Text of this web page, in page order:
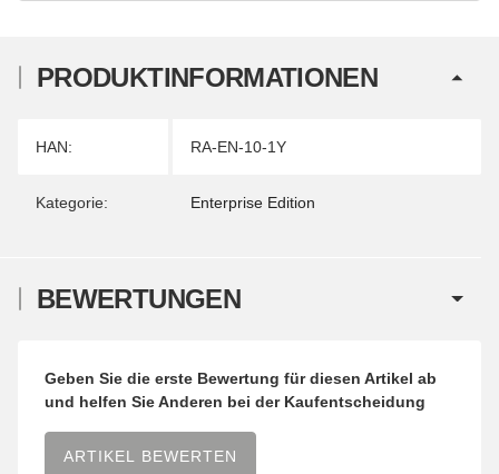
PRODUKTINFORMATIONEN
Produkteigenschaft
Wert
HAN: RA-EN-10-1Y
Kategorie: Enterprise Edition
BEWERTUNGEN
Geben Sie die erste Bewertung für diesen Artikel ab
und helfen Sie Anderen bei der Kaufentscheidung
ARTIKEL BEWERTEN